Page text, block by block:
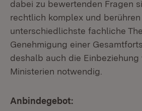
dabei zu bewertenden Fragen
rechtlich komplex und berühren
unterschiedlichste fachliche
Genehmigung einer
deshalb auch die Einbeziehung
Ministerien notwendig.
Anbindegebot: